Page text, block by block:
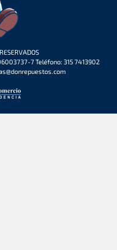
7 Teléfono: 315 7413902